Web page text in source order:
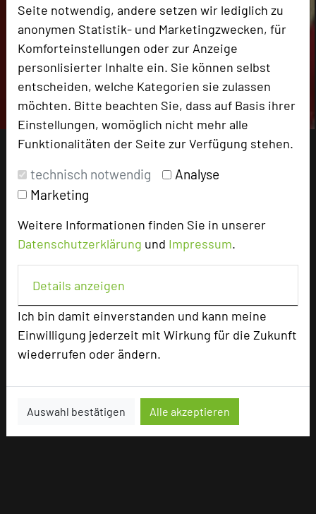
Seite notwendig, andere setzen wir lediglich zu
anonymen Statistik- und Marketingzwecken, für
Komforteinstellungen oder zur Anzeige
personlisierter Inhalte ein. Sie können selbst
entscheiden, welche Kategorien sie zulassen
möchten. Bitte beachten Sie, dass auf Basis ihrer
Einstellungen, womöglich nicht mehr alle
Funktionalitäten der Seite zur Verfügung stehen.
technisch notwendig
Analyse
Marketing
Weitere Informationen finden Sie in unserer
Datenschutzerklärung und Impressum.
Details anzeigen
Ich bin damit einverstanden und kann meine
Einwilligung jederzeit mit Wirkung für die Zukunft
wiederrufen oder ändern.
Auswahl bestätigen Alle akzeptieren